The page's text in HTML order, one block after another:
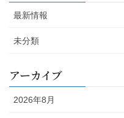
最新情報
未分類
アーカイブ
2026年8月